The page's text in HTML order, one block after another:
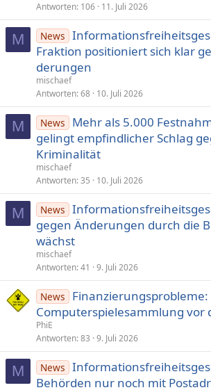
Antworten 106 11. Juli 2026
M News
Fraktion positio­niert sich klar
derungen
mischaef
Antworten 68 10. Juli 2026
M News
Mehr als 5.000
gelingt em­pfind­licher Schlag
Krimina­li­tät
mischaef
Antworten 35 10. Juli 2026
M News
gegen Änder­un­­gen durch die
wächst
mischaef
Antworten 41 9. Juli 2026
News
Computer­spiele­­sammlung vor
PhiE
Antworten 83 9. Juli 2026
M News
Behörden nur noch mit